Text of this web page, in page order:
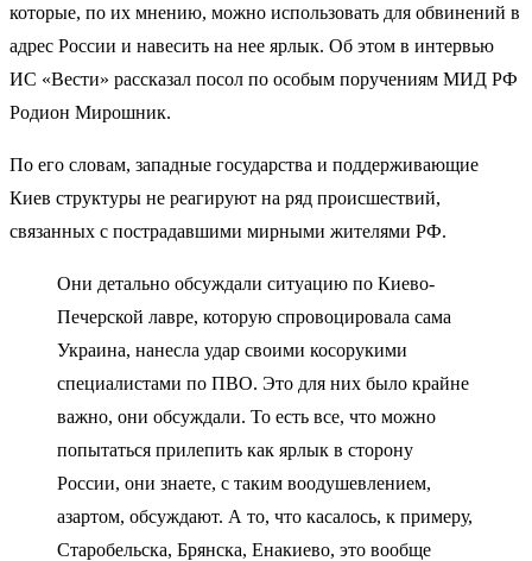
которые, по их мнению, можно использовать для обвинений в
адрес России и навесить на нее ярлык. Об этом в интервью
ИС «Вести» рассказал посол по особым поручениям МИД РФ
Родион Мирошник.
По его словам, западные государства и поддерживающие
Киев структуры не реагируют на ряд происшествий,
связанных с пострадавшими мирными жителями РФ.
Они детально обсуждали ситуацию по Киево-
Печерской лавре, которую спровоцировала сама
Украина, нанесла удар своими косорукими
специалистами по ПВО. Это для них было крайне
важно, они обсуждали. То есть все, что можно
попытаться прилепить как ярлык в сторону
России, они знаете, с таким воодушевлением,
азартом, обсуждают. А то, что касалось, к примеру,
Старобельска, Брянска, Енакиево, это вообще